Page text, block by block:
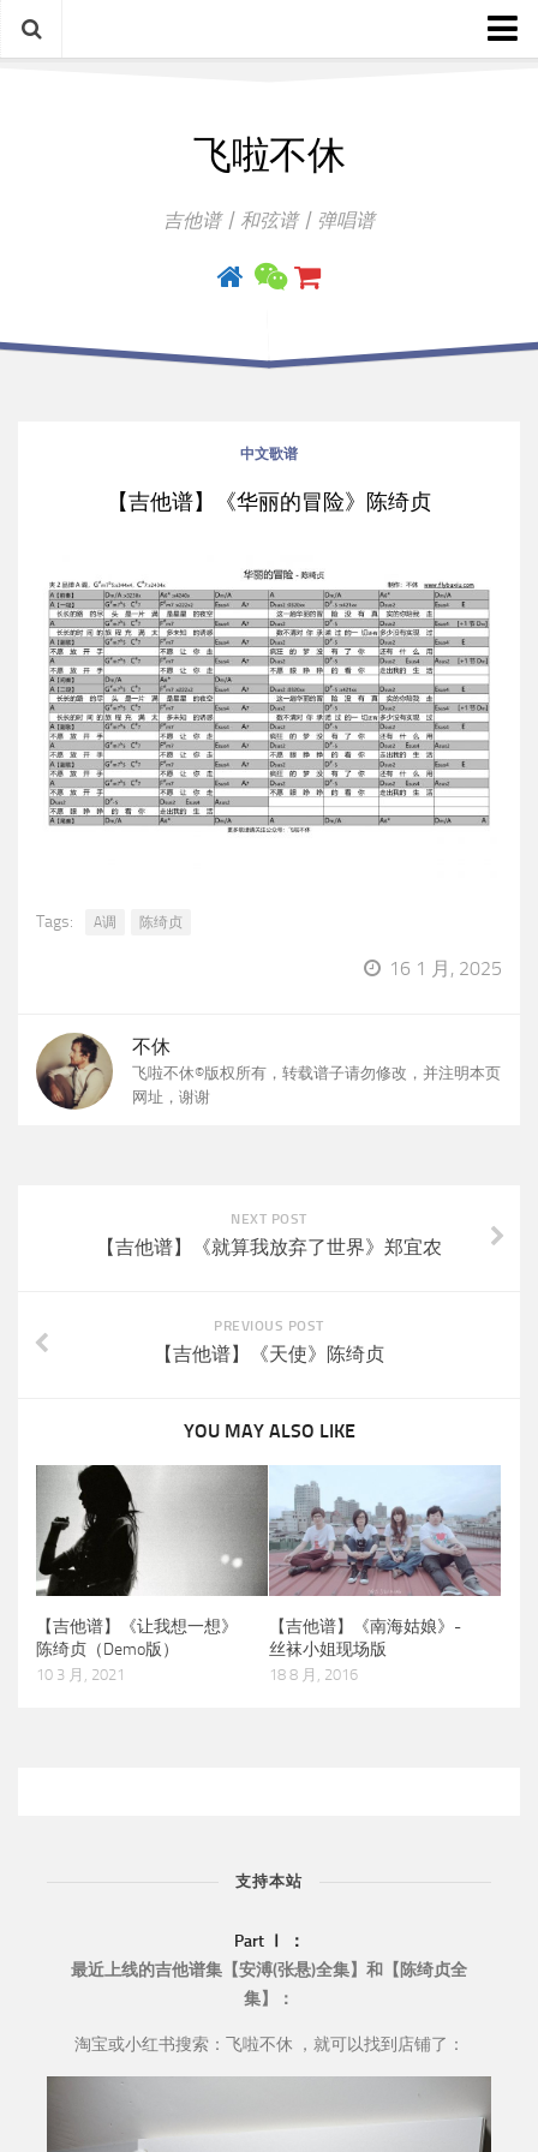
飞啦不休
吉他谱丨和弦谱丨弹唱谱
中文歌谱
【吉他谱】《华丽的冒险》陈绮贞
Tags: A调 陈绮贞
16 1 月, 2025
不休
飞啦不休©版权所有，转载谱子请勿修改，并注明本页
网址，谢谢
NEXT POST
【吉他谱】《就算我放弃了世界》郑宜农
PREVIOUS POST
【吉他谱】《天使》陈绮贞
YOU MAY ALSO LIKE
【吉他谱】《让我想一想》
陈绮贞（Demo版）
10 3 月, 2021
【吉他谱】《南海姑娘》-
丝袜小姐现场版
18 8 月, 2016
支持本站
Part Ⅰ ：
最近上线的吉他谱集【安溥(张悬)全集】和【陈绮贞全
集】：
淘宝或小红书搜索：飞啦不休 ，就可以找到店铺了：